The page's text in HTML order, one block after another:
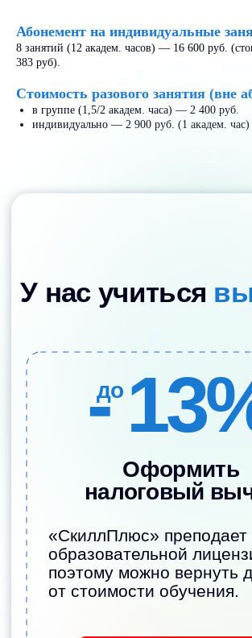
Абонемент на индивидуальные
8 занятий (12 академ. часов) — 16 600 руб.
383 руб).
Стоимость разового занятия (вне
в группе (1,5/2 академ. часа) — 2 400 руб.
индивидуально — 2 900 руб. (1 академ. час)
поэтому можно вернуть до 13%
от стоимости обучения.
оплатить обучение с помощью
федерального материнского
- 100%
Узнать как